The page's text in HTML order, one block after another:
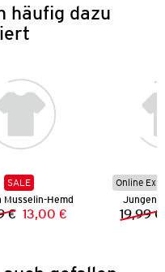
häufig dazu
SALE
Musselin-Hemd
Vorheriger Preis:
€ Neuer Preis:
13,00 €
Online
Jungen
19,99 €